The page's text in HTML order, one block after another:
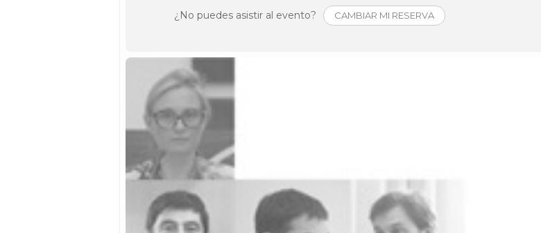
¿No puedes asistir al evento? CAMBIAR MI RESERVA